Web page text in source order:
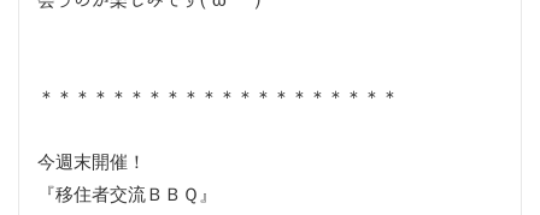
＊＊＊＊＊＊＊＊＊＊＊＊＊＊＊＊＊＊＊＊
今週末開催！
『移住者交流ＢＢＱ』